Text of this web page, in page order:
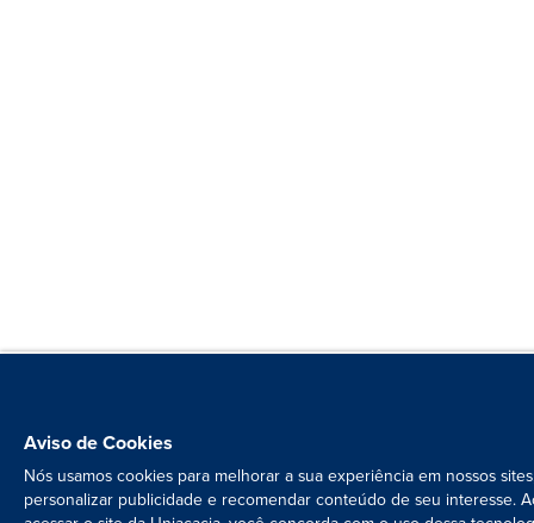
Aviso de Cookies
Nós usamos cookies para melhorar a sua experiência em nossos
personalizar publicidade e recomendar conteúdo de seu interesse.